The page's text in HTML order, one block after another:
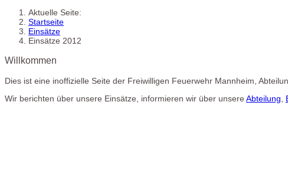
Aktuelle Seite:
Startseite
Einsätze
Einsätze 2012
Willkommen
Dies ist eine inoffizielle Seite der Freiwilligen Feuerwehr Mannheim,
Wir berichten über unsere Einsätze, informieren wir über unsere Abteilung